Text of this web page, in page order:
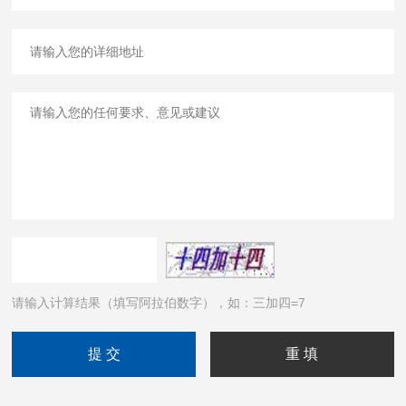
请输入计算结果（填写阿拉伯数字），如：三加四=7